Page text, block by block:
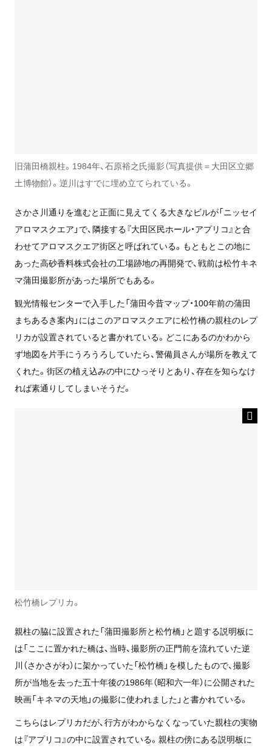
旧蒲田橋親柱。1984年、石原裕之氏撮影（写真提供＝大田区立郷
土博物館）。逆川はすでに埋め立てられている。
さかさ川通りを進むと正面に見えてくる大きなビルが「ニッセイ
アロマスクエア」で、隣接する『大田区民ホール・アプリコ』と合
わせてアロマスクエア街区と呼ばれている。もともとこの地に
あった高砂香料株式会社の工場跡地の再開発で、戦前は松竹キネ
マ蒲田撮影所があった場所でもある。
観光情報センターで入手した「蒲田今昔マップ・100年前の蒲田
まちあるき案内」 にはこのアロマスクエアに松竹橋の親柱のレプ
リカが設置されていると書かれている。どこにあるのかわから
ず地図を片手にうろうろしていたら、警備員さんが場所を教えて
くれた。街区の植え込みの中にひっそりとあり、存在を知らなけ
れば素通りしてしまいそうだ。
松竹橋レプリカ。
親柱の脇に設置された「蒲田撮影所と松竹橋」と題する説明板に
は「ここに置かれた橋は、当時、撮影所の正門前を流れていた逆
川（さかさがわ）に架かっていた「松竹橋」を模したもので、撮影
所が当地を去った五十年後の1986年（昭和六一年）に公開された
映画「キネマの天地」の撮影に使われました」と書かれている。
こちらはレプリカだが、行方がわからなくなっていた親柱の実物
は『アプリコ』の中に設置されている。親柱の傍にある説明板に